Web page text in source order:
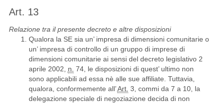
Art. 13
Relazione tra il presente decreto e altre disposizioni
Qualora la SE sia un’ impresa di dimensioni comunitarie o
un’ impresa di controllo di un gruppo di imprese di
dimensioni comunitarie ai sensi del decreto legislativo 2
aprile 2002, n. 74, le disposizioni di quest’ ultimo non
sono applicabili ad essa nè alle sue affiliate. Tuttavia,
qualora, conformemente all’Art. 3, commi da 7 a 10, la
delegazione speciale di negoziazione decida di non